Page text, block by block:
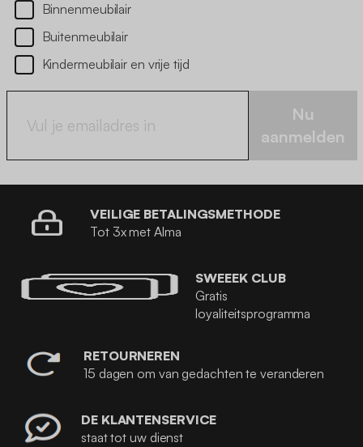
Binnenmeubilair
Buitenmeubilair
Kindermeubilair en vrije tijd
Nu
aanmelden
VEILIGE BETALINGSMETHODE
Tot 3x met Alma
SWEEEK CLUB
Gratis
loyaliteitsprogramma
RETOURNEREN
15 dagen om van gedachten te veranderen
DE KLANTENSERVICE
staat tot uw dienst